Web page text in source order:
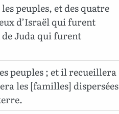
peuples, et des quatre
d’Israël qui furent
Juda qui furent
peuples ; et il recueillera
les [familles] dispersées